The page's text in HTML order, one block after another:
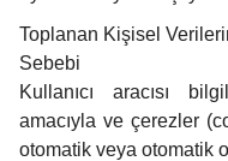
Toplanan Kişisel
Sebebi
Kullanıcı aracısı
amacıyla ve çerezler
otomatik veya otomatik